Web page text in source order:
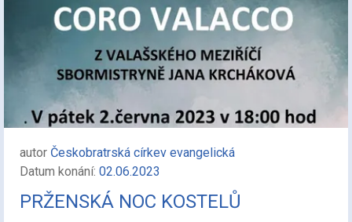
autor Českobratrská církev evangelická
Datum konání: 02.06.2023
PRŽENSKÁ NOC KOSTELŮ